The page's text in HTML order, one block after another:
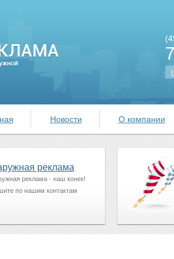
Новости О компании
реклама
реклама - наш конек!
по нашим контактам